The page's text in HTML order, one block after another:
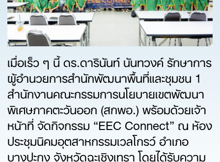
เมื่อเร็ว ๆ นี้ ดร.ดารินันท์ นันทวงค์ รักษาการ
ผู้อำนวยการสำนักพัฒนาพื้นที่และชุมชน 1
สำนักงานคณะกรรมการนโยบายเขตพัฒนา
พิเศษภาคตะวันออก (สกพอ.) พร้อมด้วยเจ้า
หน้าที่ จัดกิจกรรม “EEC Connect” ณ ห้อง
ประชุมนิคมอุตสาหกรรมเวลโกรว์ อำเภอ
บางปะกง จังหวัดฉะเชิงเทรา โดยได้รับความ